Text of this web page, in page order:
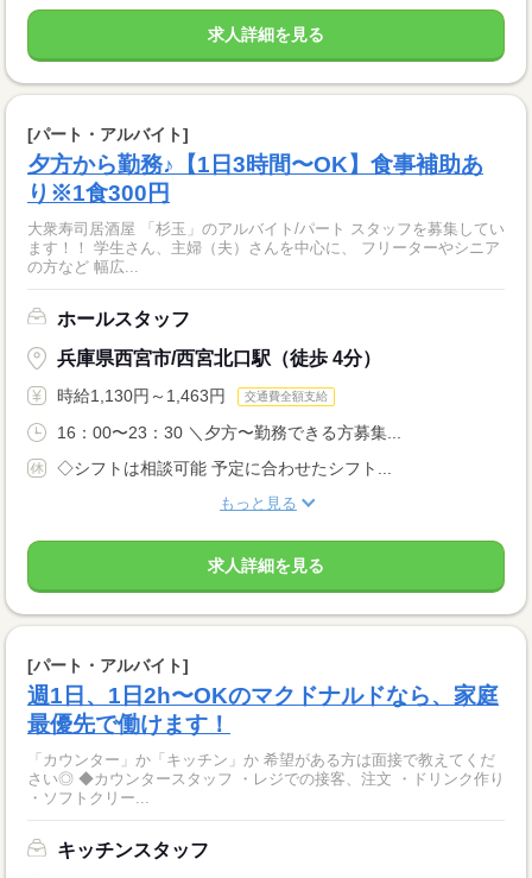
求人詳細を見る
[パート・アルバイト]
夕方から勤務♪【1日3時間〜OK】食事補助あ
り※1食300円
大衆寿司居酒屋 「杉玉」のアルバイト/パート スタッフを募集してい
ます！！ 学生さん、主婦（夫）さんを中心に、 フリーターやシニア
の方など 幅広...
ホールスタッフ
兵庫県西宮市/西宮北口駅（徒歩 4分）
時給1,130円～1,463円 交通費全額支給
16：00〜23：30 ＼夕方〜勤務できる方募集...
◇シフトは相談可能 予定に合わせたシフト...
もっと見る
求人詳細を見る
[パート・アルバイト]
週1日、1日2h〜OKのマクドナルドなら、家庭
最優先で働けます！
「カウンター」か「キッチン」か 希望がある方は面接で教えてくだ
さい◎ ◆カウンタースタッフ ・レジでの接客、注文 ・ドリンク作り
・ソフトクリー...
キッチンスタッフ